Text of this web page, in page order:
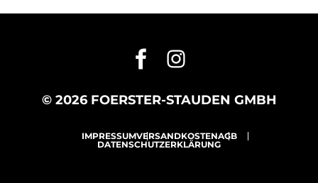
© 2026 FOERSTER-STAUDEN GMBH
IMPRESSUMVERSANDKOSTENAGB
DATENSCHUTZERKLÄRUNG